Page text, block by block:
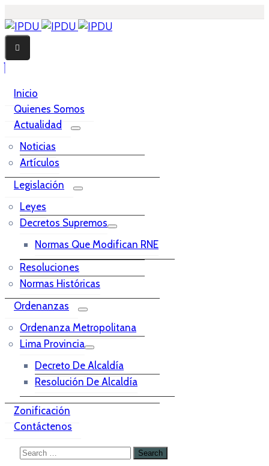
Inicio
Quienes Somos
Actualidad
Noticias
Artículos
Legislación
Leyes
Decretos Supremos
Normas Que Modifican RNE
Resoluciones
Normas Históricas
Ordenanzas
Ordenanza Metropolitana
Lima Provincia
Decreto De Alcaldía
Resolución De Alcaldía
Zonificación
Contáctenos